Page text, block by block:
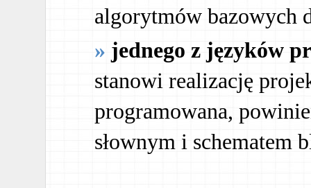
algorytmów bazowych
jednego z języków
stanowi realizację
programowana,
słownym i schematem